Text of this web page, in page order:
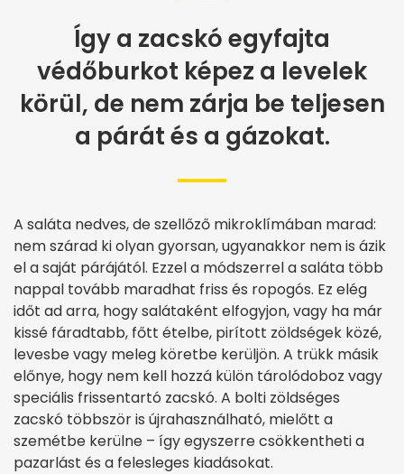
Így a zacskó egyfajta
védőburkot képez a levelek
körül, de nem zárja be teljesen
a párát és a gázokat.
A saláta nedves, de szellőző mikroklímában marad:
nem szárad ki olyan gyorsan, ugyanakkor nem is ázik
el a saját párájától. Ezzel a módszerrel a saláta több
nappal tovább maradhat friss és ropogós. Ez elég
időt ad arra, hogy salátaként elfogyjon, vagy ha már
kissé fáradtabb, főtt ételbe, pirított zöldségek közé,
levesbe vagy meleg köretbe kerüljön. A trükk másik
előnye, hogy nem kell hozzá külön tárolódoboz vagy
speciális frissentartó zacskó. A bolti zöldséges
zacskó többször is újrahasználható, mielőtt a
szemétbe kerülne – így egyszerre csökkentheti a
pazarlást és a felesleges kiadásokat.